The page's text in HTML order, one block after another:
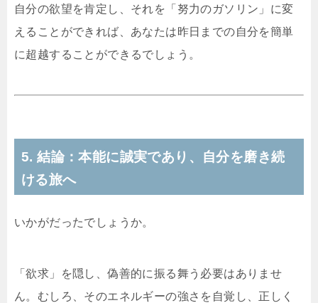
自分の欲望を肯定し、それを「努力のガソリン」に変
えることができれば、あなたは昨日までの自分を簡単
に超越することができるでしょう。
5. 結論：本能に誠実であり、自分を磨き続
ける旅へ
いかがだったでしょうか。
「欲求」を隠し、偽善的に振る舞う必要はありませ
ん。むしろ、そのエネルギーの強さを自覚し、正しく